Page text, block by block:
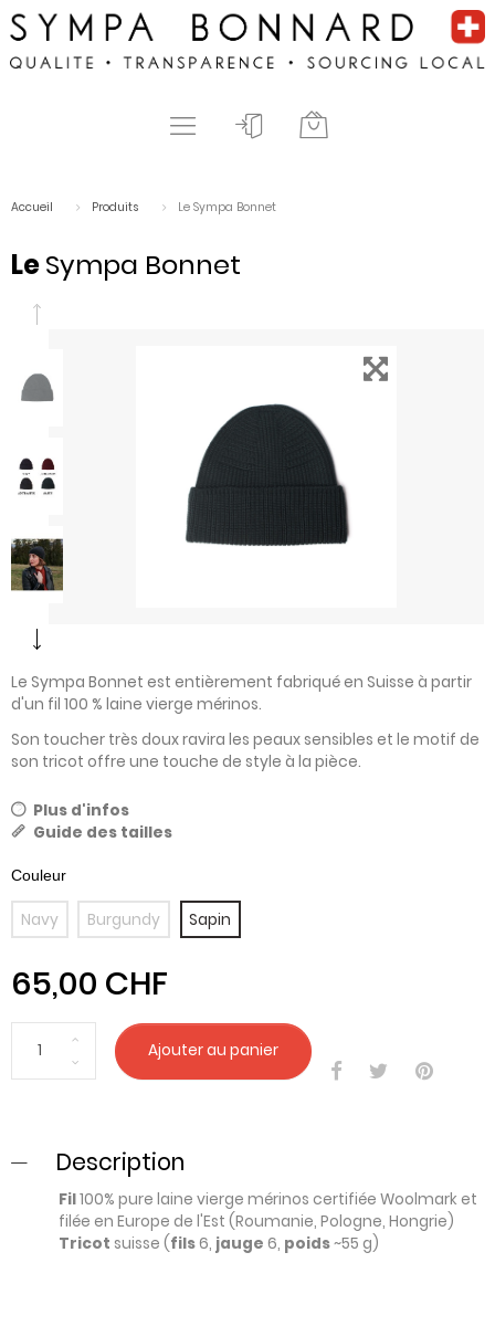
Accueil Produits Le Sympa Bonnet
LeSympa Bonnet
Le Sympa Bonnet est entièrement fabriqué en Suisse à partir
d'un fil 100 % laine vierge mérinos.
Son toucher très doux ravira les peaux sensibles et le motif de
son tricot offre une touche de style à la pièce.
Plus d'infos
Guide des tailles
Navy Burgundy Sapin
65,00 CHF
Ajouter au panier
Description
Fil100% pure laine vierge mérinos certifiée Woolmark et
filée en Europe de l'Est (Roumanie, Pologne, Hongrie)
Tricot suisse (fils6, jauge 6, poids~55 g)